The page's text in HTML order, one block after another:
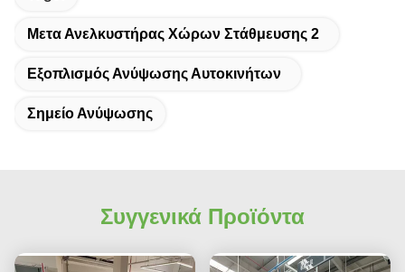
Μετα Ανελκυστήρας Χώρων Στάθμευσης 2
Εξοπλισμός Ανύψωσης Αυτοκινήτων
Σημείο Ανύψωσης
Συγγενικά Προϊόντα